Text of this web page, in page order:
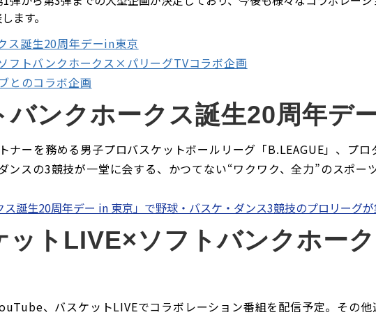
ます。
ス誕生20周年デーin東京
フトバンクホークス×パリーグTVコラボ企画
とのコラボ企画
バンクホークス誕生20周年デ
ナーを務める男子プロバスケットボールリーグ「B.LEAGUE」、プロ
ンスの3競技が一堂に会する、かつてない“ワクワク、全力”のスポー
誕生20周年デー in 東京」で野球・バスケ・ダンス3競技のプロリーグが
ットLIVE×ソフトバンクホー
、バスケットLIVEでコラボレーション番組を配信予定。その